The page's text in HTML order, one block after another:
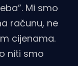
Mi smo
računu, ne
cijenama.
niti smo